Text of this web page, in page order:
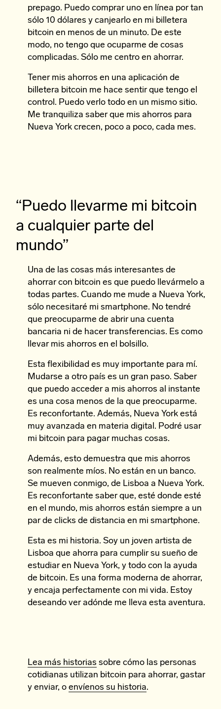
prepago. Puedo comprar uno en línea por tan
sólo 10 dólares y canjearlo en mi billetera
bitcoin en menos de un minuto. De este
modo, no tengo que ocuparme de cosas
complicadas. Sólo me centro en ahorrar.
Tener mis ahorros en una aplicación de
billetera bitcoin me hace sentir que tengo el
control. Puedo verlo todo en un mismo sitio.
Me tranquiliza saber que mis ahorros para
Nueva York crecen, poco a poco, cada mes.
“Puedo llevarme mi bitcoin
a cualquier parte del
mundo”
Una de las cosas más interesantes de
ahorrar con bitcoin es que puedo llevármelo a
todas partes. Cuando me mude a Nueva York,
sólo necesitaré mi smartphone. No tendré
que preocuparme de abrir una cuenta
bancaria ni de hacer transferencias. Es como
llevar mis ahorros en el bolsillo.
Esta flexibilidad es muy importante para mí.
Mudarse a otro país es un gran paso. Saber
que puedo acceder a mis ahorros al instante
es una cosa menos de la que preocuparme.
Es reconfortante. Además, Nueva York está
muy avanzada en materia digital. Podré usar
mi bitcoin para pagar muchas cosas.
Además, esto demuestra que mis ahorros
son realmente míos. No están en un banco.
Se mueven conmigo, de Lisboa a Nueva York.
Es reconfortante saber que, esté donde esté
en el mundo, mis ahorros están siempre a un
par de clicks de distancia en mi smartphone.
Esta es mi historia. Soy un joven artista de
Lisboa que ahorra para cumplir su sueño de
estudiar en Nueva York, y todo con la ayuda
de bitcoin. Es una forma moderna de ahorrar,
y encaja perfectamente con mi vida. Estoy
deseando ver adónde me lleva esta aventura.
Lea más historias sobre cómo las personas
cotidianas utilizan bitcoin para ahorrar, gastar
y enviar, o envíenos su historia.